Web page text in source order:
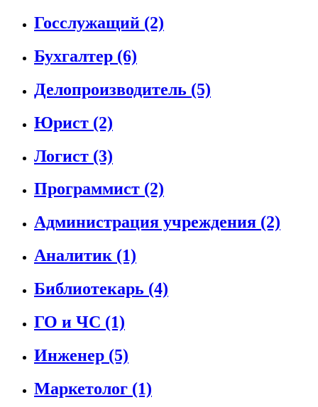
Госслужащий (2)
Бухгалтер (6)
Делопроизводитель (5)
Юрист (2)
Логист (3)
Программист (2)
Администрация учреждения (2)
Аналитик (1)
Библиотекарь (4)
ГО и ЧС (1)
Инженер (5)
Маркетолог (1)